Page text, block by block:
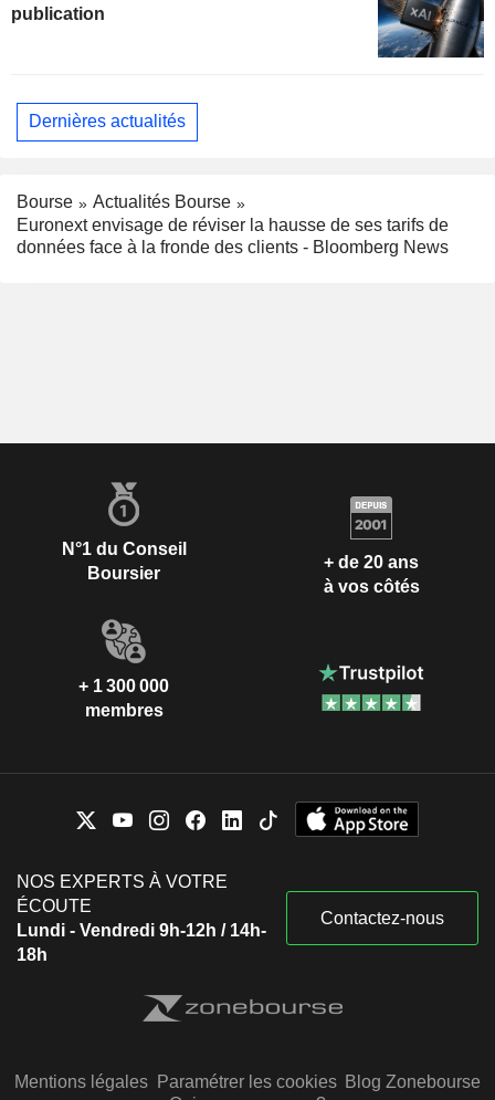
publication
Dernières actualités
Bourse
Actualités Bourse
Euronext envisage de réviser la hausse de ses tarifs de
données face à la fronde des clients - Bloomberg News
N°1 du Conseil
Boursier
+ de 20 ans
à vos côtés
+ 1 300 000
membres
NOS EXPERTS À VOTRE
ÉCOUTE
Lundi - Vendredi 9h-12h / 14h-
18h
Contactez-nous
Mentions légales Paramétrer les cookies Blog Zonebourse